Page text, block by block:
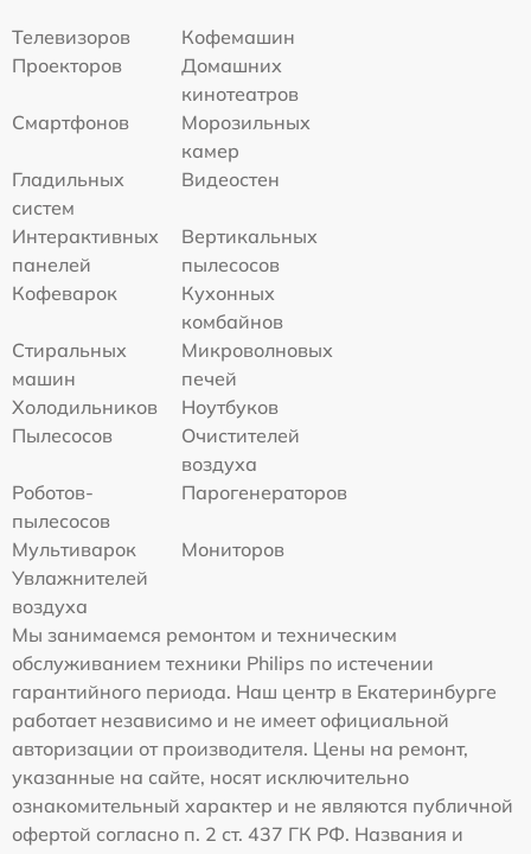
Телевизоров
Кофемашин
Проекторов
Домашних
кинотеатров
Смартфонов
Морозильных
камер
Гладильных
систем
Видеостен
Интерактивных
панелей
Вертикальных
пылесосов
Кофеварок
Кухонных
комбайнов
Стиральных
машин
Микроволновых
печей
Холодильников
Ноутбуков
Пылесосов
Очистителей
воздуха
Роботов-
пылесосов
Парогенераторов
Мультиварок
Мониторов
Увлажнителей
воздуха
Мы занимаемся ремонтом и техническим
обслуживанием техники Philips по истечении
гарантийного периода. Наш центр в Екатеринбурге
работает независимо и не имеет официальной
авторизации от производителя. Цены на ремонт,
указанные на сайте, носят исключительно
ознакомительный характер и не являются публичной
офертой согласно п. 2 ст. 437 ГК РФ. Названия и